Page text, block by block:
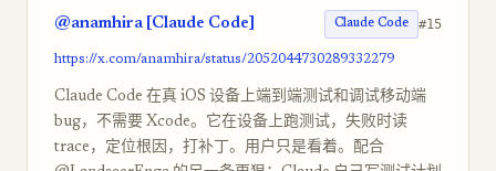
@anamhira [Claude Code] Claude Code #15
https://x.com/anamhira/status/2052044730289332279
Claude Code 在真 iOS 设备上端到端测试和调试移动端
bug，不需要 Xcode。它在设备上跑测试，失败时读
trace，定位根因，打补丁。用户只是看着。配合